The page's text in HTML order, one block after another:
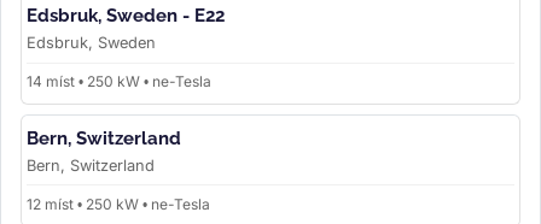
Edsbruk, Sweden - E22
Edsbruk, Sweden
14 míst • 250 kW • ne-Tesla
Bern, Switzerland
Bern, Switzerland
12 míst • 250 kW • ne-Tesla